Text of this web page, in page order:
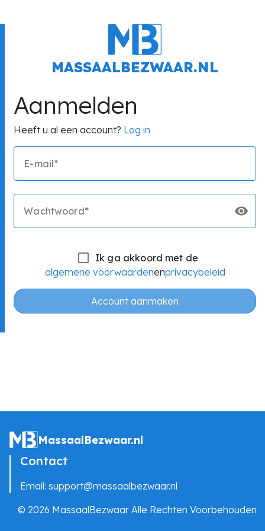
MASSAALBEZWAAR.NL
Aanmelden
Heeft u al een account? Log in
E-mail*
Wachtwoord*
Ik ga akkoord met de
algemene voorwaardenenprivacybeleid
Account aanmaken
MassaalBezwaar.nl
Contact
Email: support@massaalbezwaar.nl
© 2026 MassaalBezwaar Alle Rechten Voorbehouden